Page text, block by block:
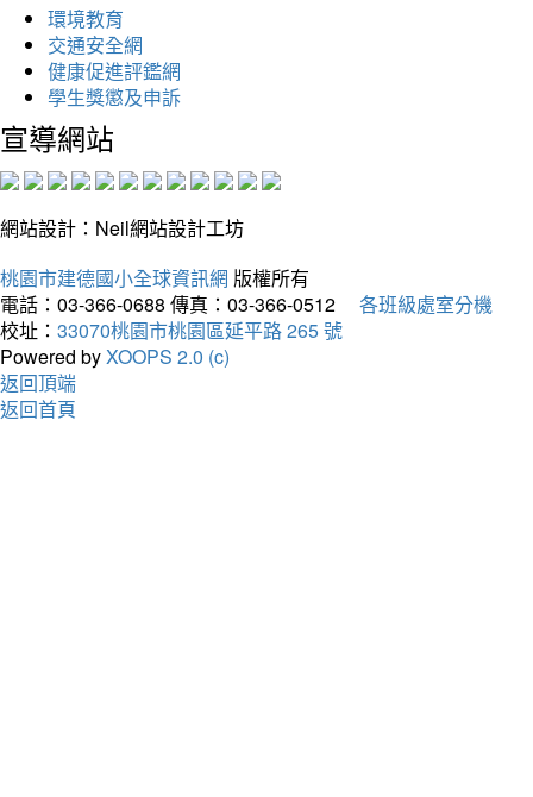
環境教育
交通安全網
健康促進評鑑網
學生獎懲及申訴
宣導網站
網站設計：Neil網站設計工坊
桃園市建德國小全球資訊網 版權所有
電話：03-366-0688 傳真：03-366-0512
各班級處室分機
校址： 33070桃園市桃園區延平路 265 號
Powered byXOOPS 2.0 (c)
返回頂端
返回首頁